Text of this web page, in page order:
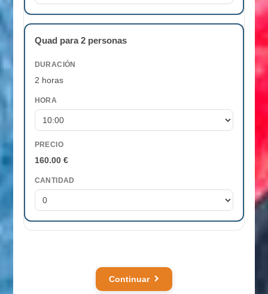
Quad para 2 personas
DURACIÓN
2 horas
HORA
PRECIO
160.00 €
CANTIDAD
Continuar